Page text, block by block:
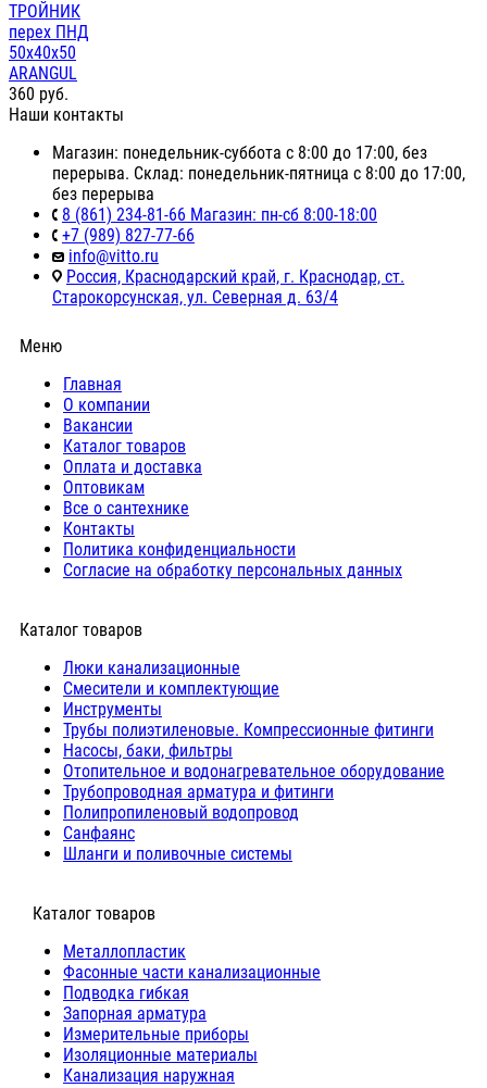
ТРОЙНИК
перех ПНД
50х40х50
ARANGUL
360 руб.
Наши контакты
Магазин: понедельник-суббота с 8:00 до 17:00, без
перерыва. Склад: понедельник-пятница с 8:00 до 17:00,
без перерыва
8 (861) 234-81-66 Магазин: пн-сб 8:00-18:00
+7 (989) 827-77-66
info@vitto.ru
Россия, Краснодарский край, г. Краснодар, ст.
Старокорсунская, ул. Северная д. 63/4
Меню
Главная
О компании
Вакансии
Каталог товаров
Оплата и доставка
Оптовикам
Все о сантехнике
Контакты
Политика конфиденциальности
Согласие на обработку персональных данных
Каталог товаров
Люки канализационные
Cмесители и комплектующие
Инструменты
Трубы полиэтиленовые. Компрессионные фитинги
Насосы, баки, фильтры
Отопительное и водонагревательное оборудование
Трубопроводная арматура и фитинги
Полипропиленовый водопровод
Санфаянс
Шланги и поливочные системы
⠀Каталог товаров
Металлопластик
Фасонные части канализационные
Подводка гибкая
Запорная арматура
Измерительные приборы
Изоляционные материалы
Канализация наружная